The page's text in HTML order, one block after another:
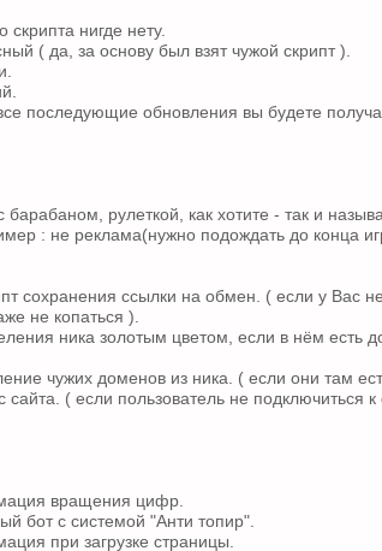
скрипта нигде нету.
( да, за основу был взят чужой скрипт ).
последующие обновления вы будете
барабаном, рулеткой, как хотите - так и
: не реклама(нужно подождать до конца
сохранения ссылки на обмен. ( если у Вас
не копаться ).
ника золотым цветом, если в нём есть
чужих доменов из ника. ( если они там
сайта. ( если пользователь не
вращения цифр.
бот с системой "Анти топир".
при загрузке страницы.